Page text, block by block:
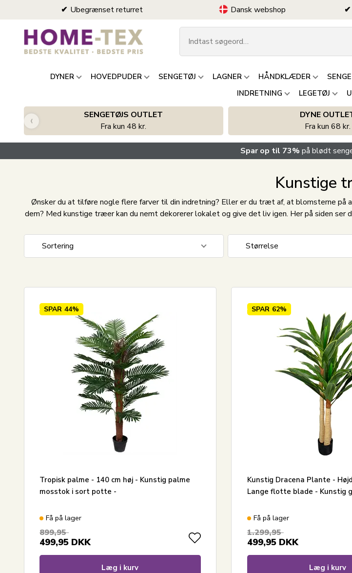
Ubegrænset returret Dansk webshop
DYNER HOVEDPUDER SENGETØJ LAGNER HÅNDKLÆDER SENGE
INDRETNING
LEGETØJ
SENGETØJS OUTLET
Fra kun 48 kr.
DYNE
Fra kun 68 kr.
‹
Spar op til 73% på blødt
Kunstige
Ønsker du at tilføre nogle flere farver til din indretning? Eller er du træt af, at blomsterne
dem? Med kunstige træer kan du nemt dekorerer lokalet og give det liv igen. Her på siden
Sortering
Nyeste
Største besparelse
Størrelse
SPAR 44%
Tropisk palme - 140 cm høj - Kunstig palme
mosstok i sort potte -
Få på lager
899,95
499,95 DKK
Læg i kurv
SPAR 62%
Kunstig Dracena Plante -
Lange flotte blade - Kunstig
Få på lager
1.299,95
499,95 DKK
Læg i kurv